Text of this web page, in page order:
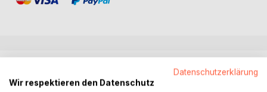
Datenschutzerklärung
Wir respektieren den Datenschutz